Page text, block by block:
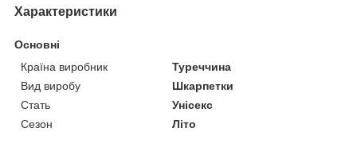
Характеристики
Основні
Країна виробник
Туреччина
Вид виробу
Шкарпетки
Стать
Унісекс
Сезон
Літо